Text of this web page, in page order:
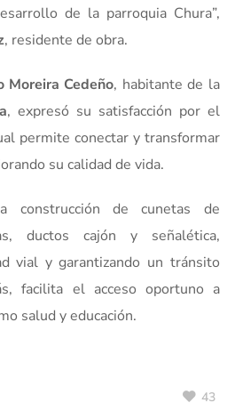
de la parroquia Chura”,
, residente de obra.
Moreira Cedeño, habitante de la
, expresó su satisfacción por el
permite conectar y transformar
su calidad de vida.
construcción de cunetas de
ductos cajón y señalética,
vial y garantizando un tránsito
facilita el acceso oportuno a
salud y educación.
43